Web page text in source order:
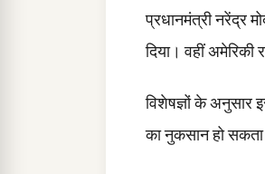
प्रधानमंत्री नरेंद्र
दिया। वहीं अमेरिकी
विशेषज्ञों के अनुसार
का नुकसान हो